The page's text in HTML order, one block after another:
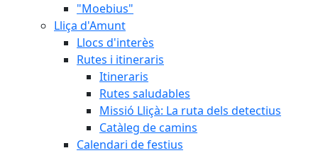
"Moebius"
Lliça d'Amunt
Llocs d'interès
Rutes i itineraris
Itineraris
Rutes saludables
Missió Lliçà: La ruta dels detectius
Catàleg de camins
Calendari de festius